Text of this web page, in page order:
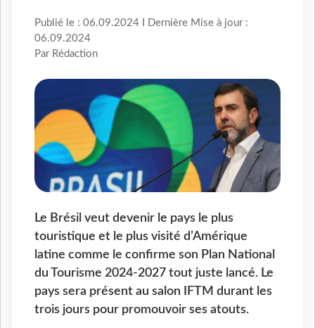
Publié le : 06.09.2024 I Dernière Mise à jour :
06.09.2024
Par Rédaction
Le Brésil veut devenir le pays le plus
touristique et le plus visité d’Amérique
latine comme le confirme son Plan National
du Tourisme 2024-2027 tout juste lancé. Le
pays sera présent au salon IFTM durant les
trois jours pour promouvoir ses atouts.